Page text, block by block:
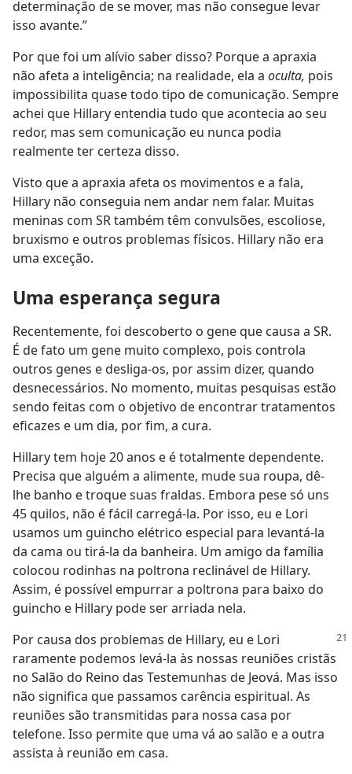
determinação de se mover, mas não consegue levar
isso avante.”
Por que foi um alívio saber disso? Porque a apraxia
não afeta a inteligência; na realidade, ela a oculta, pois
impossibilita quase todo tipo de comunicação. Sempre
achei que Hillary entendia tudo que acontecia ao seu
redor, mas sem comunicação eu nunca podia
realmente ter certeza disso.
Visto que a apraxia afeta os movimentos e a fala,
Hillary não conseguia nem andar nem falar. Muitas
meninas com SR também têm convulsões, escoliose,
bruxismo e outros problemas físicos. Hillary não era
uma exceção.
Uma esperança segura
Recentemente, foi descoberto o gene que causa a SR.
É de fato um gene muito complexo, pois controla
outros genes e desliga-os, por assim dizer, quando
desnecessários. No momento, muitas pesquisas estão
sendo feitas com o objetivo de encontrar tratamentos
eficazes e um dia, por fim, a cura.
Hillary tem hoje 20 anos e é totalmente dependente.
Precisa que alguém a alimente, mude sua roupa, dê-
lhe banho e troque suas fraldas. Embora pese só uns
45 quilos, não é fácil carregá-la. Por isso, eu e Lori
usamos um guincho elétrico especial para levantá-la
da cama ou tirá-la da banheira. Um amigo da família
colocou rodinhas na poltrona reclinável de Hillary.
Assim, é possível empurrar a poltrona para baixo do
guincho e Hillary pode ser arriada nela.
Por causa dos problemas de Hillary, eu e Lori
raramente podemos levá-la às nossas reuniões cristãs
no Salão do Reino das Testemunhas de Jeová. Mas isso
não significa que passamos carência espiritual. As
reuniões são transmitidas para nossa casa por
telefone. Isso permite que uma vá ao salão e a outra
assista à reunião em casa.